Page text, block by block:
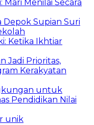
Menilai Secara
Depok Supian Suri
Ketika Ikhtiar
Jadi Prioritas,
Kerakyatan
untuk
Pendidikan Nilai
unik